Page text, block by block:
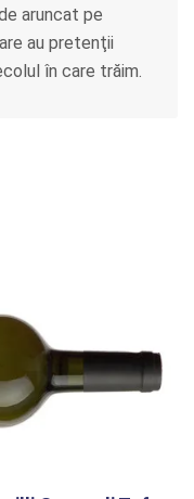
aruncat pe
au pretenţii
în care trăim.